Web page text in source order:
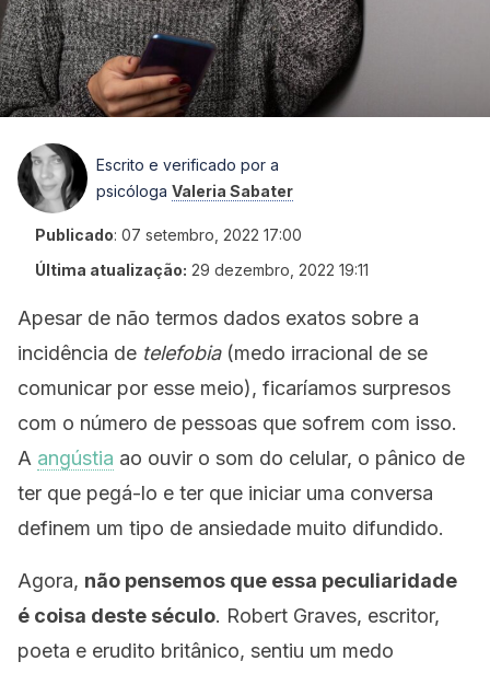
Escrito e verificado por a
psicóloga Valeria Sabater
Publicado: 07 setembro, 2022 17:00
Última atualização: 29 dezembro, 2022 19:11
Apesar de não termos dados exatos sobre a
incidência de telefobia(medo irracional de se
comunicar por esse meio), ficaríamos surpresos
com o número de pessoas que sofrem com isso.
A angústia ao ouvir o som do celular, o pânico de
ter que pegá-lo e ter que iniciar uma conversa
definem um tipo de ansiedade muito difundido.
Agora, não pensemos que essa peculiaridade
é coisa deste século. Robert Graves, escritor,
poeta e erudito britânico, sentiu um medo